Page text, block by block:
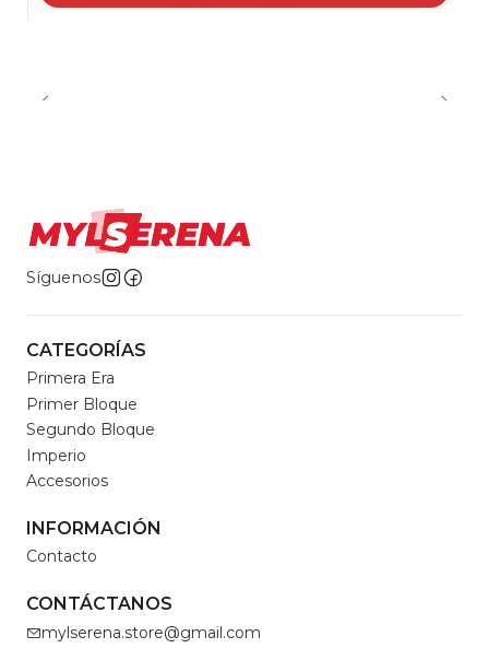
Síguenos
CATEGORÍAS
Primera Era
Primer Bloque
Segundo Bloque
Imperio
Accesorios
INFORMACIÓN
Contacto
CONTÁCTANOS
mylserena.store@gmail.com